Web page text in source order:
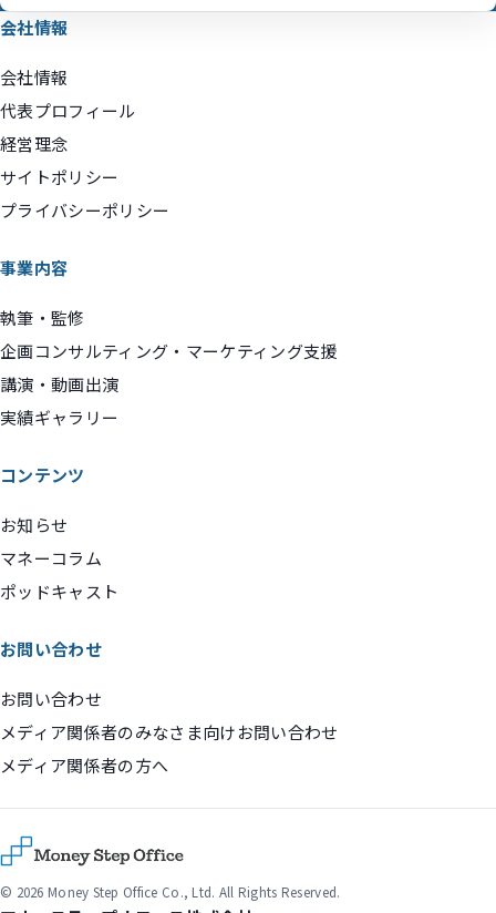
会社情報
会社情報
代表プロフィール
経営理念
サイトポリシー
プライバシーポリシー
事業内容
執筆・監修
企画コンサルティング・マーケティング支援
講演・動画出演
実績ギャラリー
コンテンツ
お知らせ
マネーコラム
ポッドキャスト
お問い合わせ
お問い合わせ
メディア関係者のみなさま向けお問い合わせ
メディア関係者の方へ
© 2026 Money Step Office Co., Ltd. All Rights Reserved.